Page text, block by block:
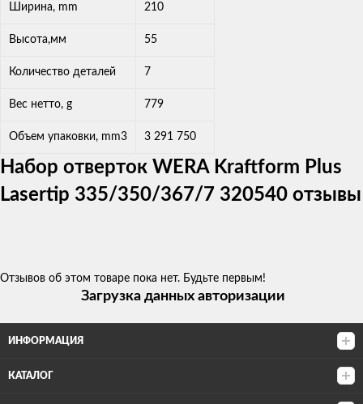
Ширина, mm 210
Высота,мм 55
Количество деталей 7
Вес нетто, g 779
Объем упаковки, mm3 3 291 750
Набор отверток WERA Kraftform Plus
Lasertip 335/350/367/7 320540 отзывы
Отзывов об этом товаре пока нет. Будьте первым!
Загрузка данных авторизации
ИНФОРМАЦИЯ
КАТАЛОГ